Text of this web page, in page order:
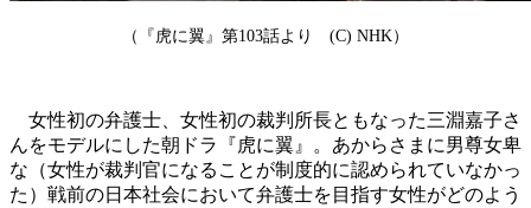
（『虎に翼』第103話より (C) NHK）
女性初の弁護士、女性初の裁判所長ともなった三淵嘉子さ
んをモデルにした朝ドラ『虎に翼』。あからさまに男尊女卑
な（女性が裁判官になることが制度的に認められていなかっ
た）戦前の日本社会において弁護士を目指す女性がどのよう